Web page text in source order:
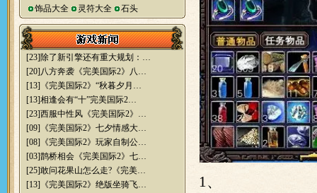
饰品大全
灵符大全 石头
[23]除了新引擎还有重大规划：…
[20]八方奔袭《完美国际2》八…
[13] 《完美国际2》“秋暮夕月…
[13]相逢会有“十”完美国际2…
[23]西服中性风《完美国际2》…
[09] 《完美国际2》七夕情感大…
[08] 《完美国际2》玩家自制公…
[03]鹊桥相会《完美国际2》七…
[25]敢问花果山怎么走?《完美…
[13] 《完美国际2》绝版坐骑飞…
1、